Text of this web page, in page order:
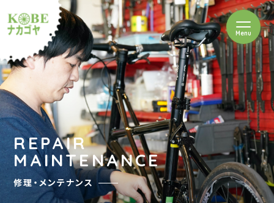
ルショップナカゴヤ
Menuを開閉
REPAIR
MAINTENANCE
修理・メンテナンス